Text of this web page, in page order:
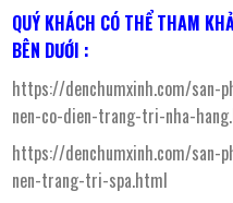
QUÝ KHÁCH CÓ THỂ THAM
BÊN DƯỚI :
https://denchumxinh.com/
nen-co-dien-trang-tri-nha-
https://denchumxinh.com/
nen-trang-tri-spa.html